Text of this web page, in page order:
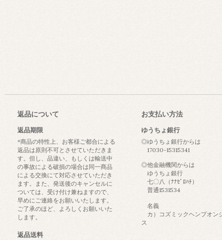
返品について
返品期限
*商品の特性上、お客様ご都合による
返品は原則不可とさせていただきま
す。但し、品違い、もしくは輸送中
の事故による破損の場合は同一商品
による交換にて対応させていただき
ます。また、発送後のキャンセルに
ついては、受け付け兼ねますので、
早めにご連絡をお願いいたします。
ご了承のほど、よろしくお願いいた
します。
返品送料
お支払い方法
ゆうちょ銀行
◎ゆうちょ銀行からは
17030-15315341
◎他金融機関からは
ゆうちょ銀行
七〇八（ﾅﾅｾﾞﾛﾊﾁ）
普通1531534
名義
カ）コズミックヘンプオン
ス